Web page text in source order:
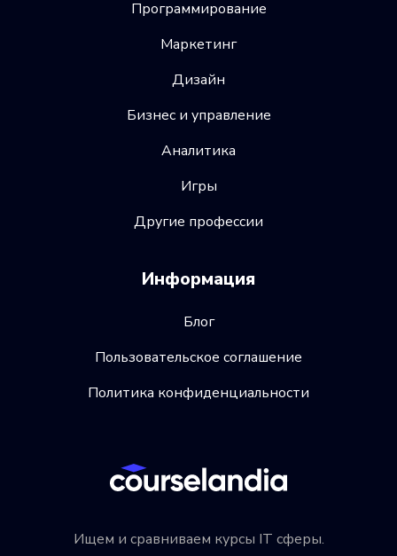
Ищем и сравниваем курсы IT сферы.
Программирование
Маркетинг
Дизайн
Бизнес и управление
Аналитика
Игры
Другие профессии
Информация
Блог
Пользовательское соглашение
Политика конфиденциальности